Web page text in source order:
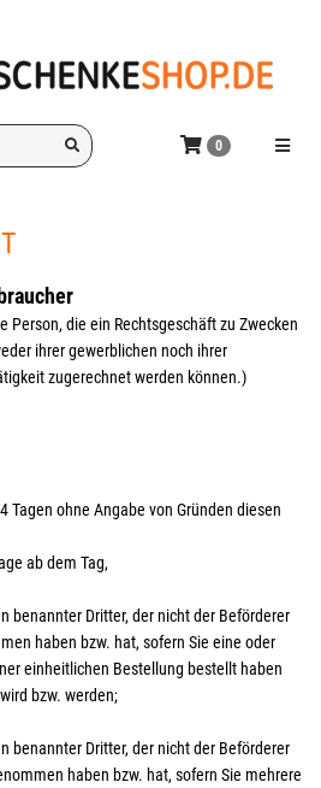
Menü
0
Person, die ein Rechtsgeschäft zu Zwecken
ihrer gewerblichen noch ihrer
zugerechnet werden können.)
Tagen ohne Angabe von Gründen diesen
ab dem Tag,
benannter Dritter, der nicht der Beförderer
haben bzw. hat, sofern Sie eine oder
einheitlichen Bestellung bestellt haben
bzw. werden;
benannter Dritter, der nicht der Beförderer
haben bzw. hat, sofern Sie mehrere